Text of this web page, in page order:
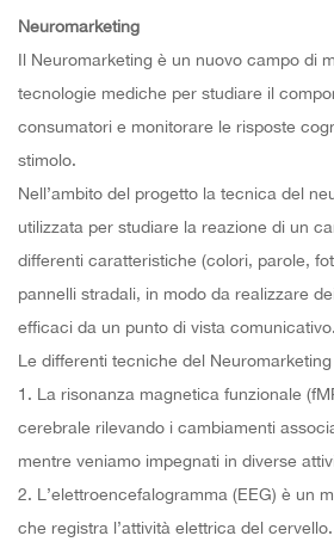
Neuromarketing
Il Neuromarketing è un nuovo campo di
tecnologie mediche per studiare il
consumatori e monitorare le risposte
stimolo.
Nell’ambito del progetto la tecnica del
utilizzata per studiare la reazione di un
differenti caratteristiche (colori, parole,
pannelli stradali, in modo da realizzare
efficaci da un punto di vista comunicativo.
Le differenti tecniche del
1. La risonanza magnetica funzionale
cerebrale rilevando i cambiamenti
mentre veniamo impegnati in diverse
2. L’elettroencefalogramma (EEG) è un
che registra l’attività elettrica del cervello.